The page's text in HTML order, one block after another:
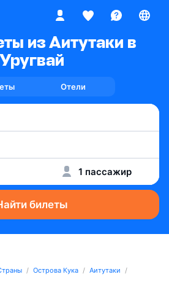
из Аитутаки в
Уругвай
Отели
1 пассажир
билеты
Острова Кука
Аитутаки